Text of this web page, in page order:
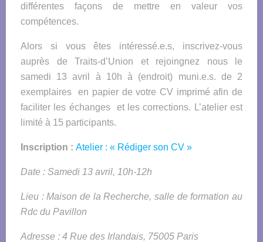
différentes façons de mettre en valeur vos
compétences.
Alors si vous êtes intéressé.e.s, inscrivez-vous
auprès de Traits-d’Union et rejoingnez nous le
samedi 13 avril à 10h à (endroit) muni.e.s. de 2
exemplaires en papier de votre CV imprimé afin de
faciliter les échanges et les corrections. L’atelierest
limité à 15 participants.
Inscription : Atelier : « Rédiger son CV »
Date : Samedi 13 avril, 10h-12h
Lieu : Maison de la Recherche, salle de formation au
Rdc du Pavillon
Adresse : 4 Rue des Irlandais, 75005 Paris